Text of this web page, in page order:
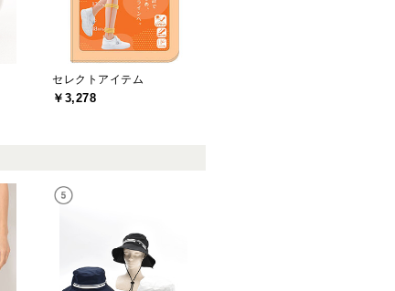
セレクトアイテム
￥3,278